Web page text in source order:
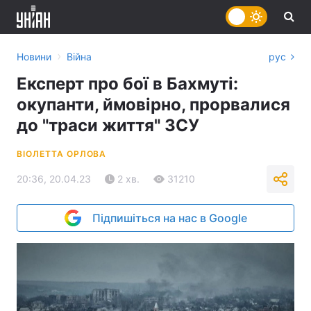
Новини › Війна рус
Експерт про бої в Бахмуті:
окупанти, ймовірно, прорвалися
до "траси життя" ЗСУ
ВІОЛЕТТА ОРЛОВА
20:36, 20.04.23 2 хв. 31210
Підпишіться на нас в Google